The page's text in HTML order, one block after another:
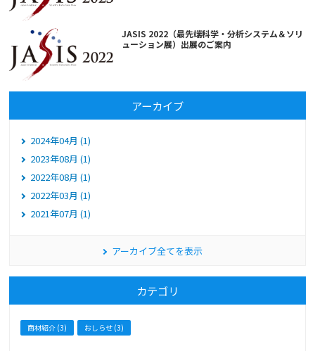
JASIS 2022（最先端科学・分析システム＆ソリ
ューション展）出展のご案内
アーカイブ
2024年04月 (1)
2023年08月 (1)
2022年08月 (1)
2022年03月 (1)
2021年07月 (1)
アーカイブ全てを表示
カテゴリ
商材紹介 (3) おしらせ (3)